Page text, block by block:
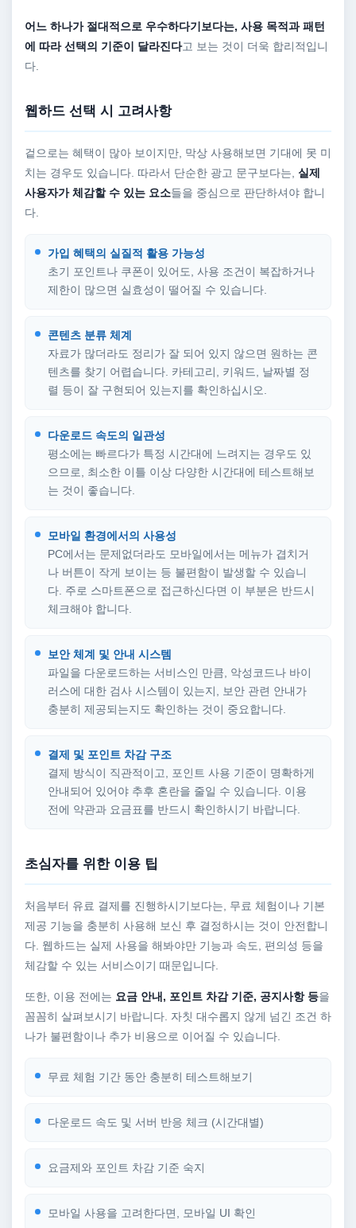
어느 하나가 절대적으로 우수하다기보다는, 사용 목적과 패턴
에 따라 선택의 기준이 달라진다고 보는 것이 더욱 합리적입니
다.
웹하드 선택 시 고려사항
겉으로는 혜택이 많아 보이지만, 막상 사용해보면 기대에 못 미
치는 경우도 있습니다. 따라서 단순한 광고 문구보다는, 실제
사용자가 체감할 수 있는 요소들을 중심으로 판단하셔야 합니
다.
가입 혜택의 실질적 활용 가능성
초기 포인트나 쿠폰이 있어도, 사용 조건이 복잡하거나
제한이 많으면 실효성이 떨어질 수 있습니다.
콘텐츠 분류 체계
자료가 많더라도 정리가 잘 되어 있지 않으면 원하는 콘
텐츠를 찾기 어렵습니다. 카테고리, 키워드, 날짜별 정
렬 등이 잘 구현되어 있는지를 확인하십시오.
다운로드 속도의 일관성
평소에는 빠르다가 특정 시간대에 느려지는 경우도 있
으므로, 최소한 이틀 이상 다양한 시간대에 테스트해보
는 것이 좋습니다.
모바일 환경에서의 사용성
PC에서는 문제없더라도 모바일에서는 메뉴가 겹치거
나 버튼이 작게 보이는 등 불편함이 발생할 수 있습니
다. 주로 스마트폰으로 접근하신다면 이 부분은 반드시
체크해야 합니다.
보안 체계 및 안내 시스템
파일을 다운로드하는 서비스인 만큼, 악성코드나 바이
러스에 대한 검사 시스템이 있는지, 보안 관련 안내가
충분히 제공되는지도 확인하는 것이 중요합니다.
결제 및 포인트 차감 구조
결제 방식이 직관적이고, 포인트 사용 기준이 명확하게
안내되어 있어야 추후 혼란을 줄일 수 있습니다. 이용
전에 약관과 요금표를 반드시 확인하시기 바랍니다.
초심자를 위한 이용 팁
처음부터 유료 결제를 진행하시기보다는, 무료 체험이나 기본
제공 기능을 충분히 사용해 보신 후 결정하시는 것이 안전합니
다. 웹하드는 실제 사용을 해봐야만 기능과 속도, 편의성 등을
체감할 수 있는 서비스이기 때문입니다.
또한, 이용 전에는 요금 안내, 포인트 차감 기준, 공지사항 등을
꼼꼼히 살펴보시기 바랍니다. 자칫 대수롭지 않게 넘긴 조건 하
나가 불편함이나 추가 비용으로 이어질 수 있습니다.
무료 체험 기간 동안 충분히 테스트해보기
다운로드 속도 및 서버 반응 체크 (시간대별)
요금제와 포인트 차감 기준 숙지
모바일 사용을 고려한다면, 모바일 UI 확인